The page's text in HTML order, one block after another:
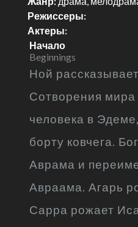
Режиссеры:
Актеры:
Начало
Beginnings
Ной
Сотворения мира
человека в
борту ковчега.
Аврама и
Авраама. Агарь
Сарра рожает